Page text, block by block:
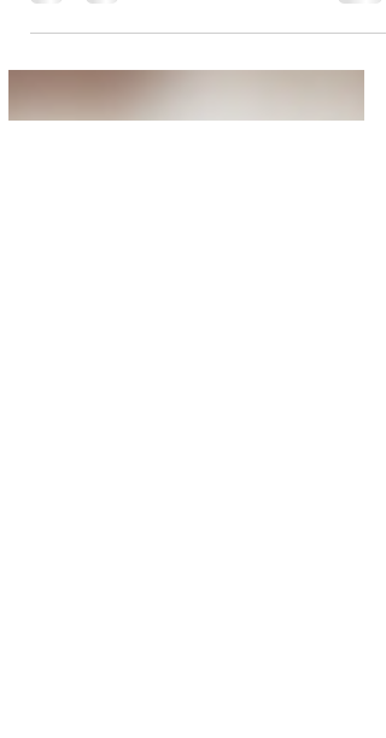
Apprendre le Japonais en préparant un